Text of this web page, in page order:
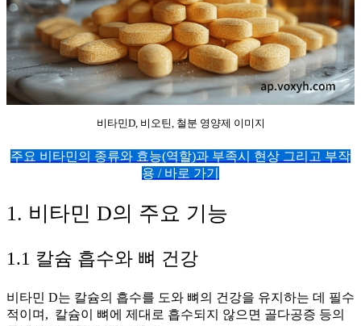
비타민D, 비오틴, 철분 영양제 이미지
주요 비타민의 종류와 효능(역할)과 부족시 현상 그리고 부작
용 / 바로 가기
1. 비타민 D의 주요 기능
1.1 칼슘 흡수와 뼈 건강
비타민 D는 칼슘의 흡수를 도와 뼈의 건강을 유지하는 데 필수
적이며, 칼슘이 뼈에 제대로 흡수되지 않으면 골다공증 등의